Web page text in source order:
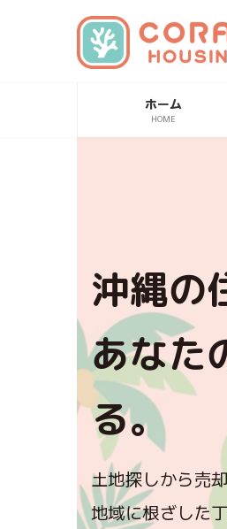
ホーム
HOME
沖縄の
あなた
る。
土地探しから売却
地域に根ざした